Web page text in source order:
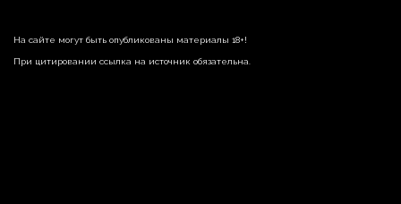
На сайте могут быть опубликованы материалы 18+!
При цитировании ссылка на источник обязательна.